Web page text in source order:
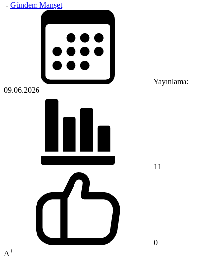
- Gündem Manşet
Yayınlama:
09.06.2026
11
0
A+